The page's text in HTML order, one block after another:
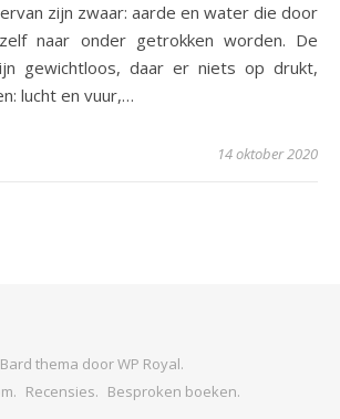
zijn zwaar: aarde en water die door
naar onder getrokken worden. De
gewichtloos, daar er niets op drukt,
lucht en vuur,…
14 oktober 2020
Bard thema doorWP Royal.
Recensies. Besproken boeken.